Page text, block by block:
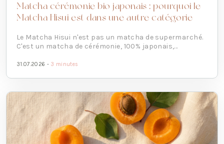
Matcha cérémonie bio japonais : pourquoi le
Matcha Hisui est dans une autre catégorie
Le Matcha Hisui n'est pas un matcha de supermarché.
C'est un matcha de cérémonie, 100% japonais,...
31.07.2026 - 3 minutes